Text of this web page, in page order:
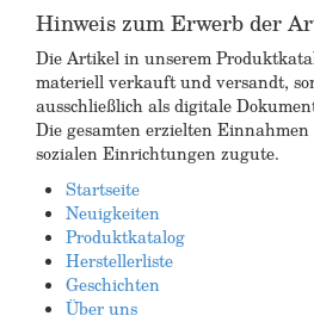
Hinweis zum Erwerb der
Die Artikel in unserem
materiell verkauft und versandt,
ausschließlich als digitale
Die gesamten erzielten
sozialen Einrichtungen zugute.
Startseite
Neuigkeiten
Produktkatalog
Herstellerliste
Geschichten
Über uns